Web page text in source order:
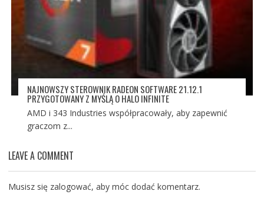
NAJNOWSZY STEROWNIK RADEON SOFTWARE 21.12.1
PRZYGOTOWANY Z MYŚLĄ O HALO INFINITE
AMD i 343 Industries współpracowały, aby zapewnić
graczom z...
LEAVE A COMMENT
Musisz się zalogować, aby móc dodać komentarz.